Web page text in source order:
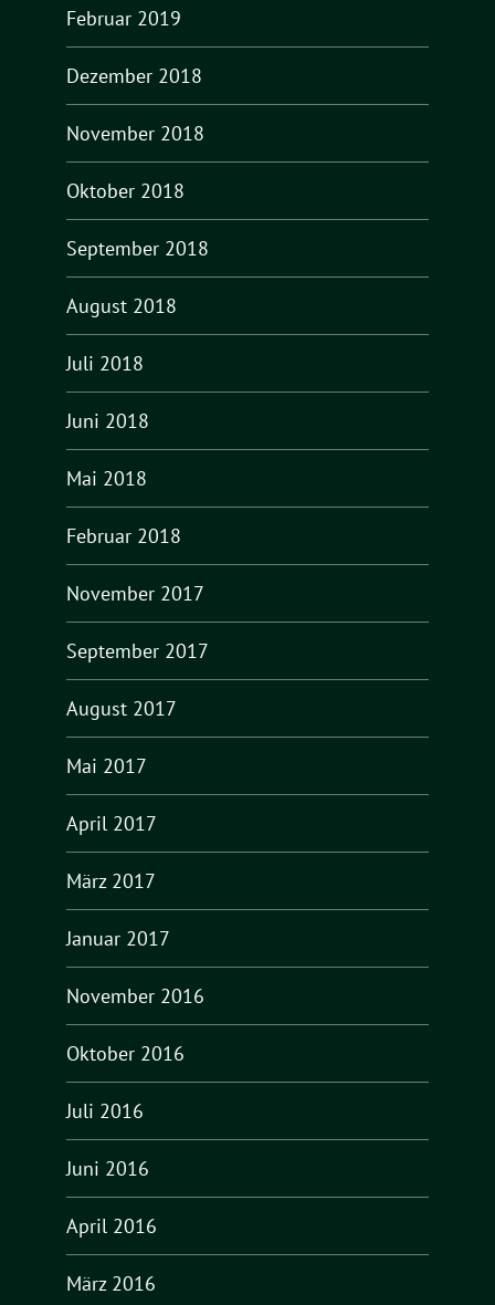
Februar 2019
Dezember 2018
November 2018
Oktober 2018
September 2018
August 2018
Juli 2018
Juni 2018
Mai 2018
Februar 2018
November 2017
September 2017
August 2017
Mai 2017
April 2017
März 2017
Januar 2017
November 2016
Oktober 2016
Juli 2016
Juni 2016
April 2016
März 2016